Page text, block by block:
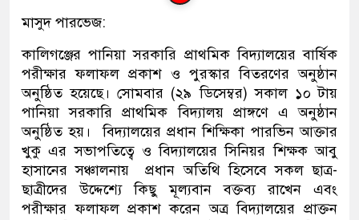
মাসুদ পারভেজ:
কালিগঞ্জের পানিয়া সরকারি প্রাথমিক বিদ্যালয়ের বার্ষিক
পরীক্ষার ফলাফল প্রকাশ ও পুরস্কার বিতরণের অনুষ্ঠান
অনুষ্ঠিত হয়েছে। সোমবার (২৯ ডিসেম্বর) সকাল ১০ টায়
পানিয়া সরকারি প্রাথমিক বিদ্যালয় প্রাঙ্গণে এ অনুষ্ঠান
অনুষ্ঠিত হয়। বিদ্যালয়ের প্রধান শিক্ষিকা পারভিন আক্তার
খুকু এর সভাপতিত্বে ও বিদ্যালয়ের সিনিয়র শিক্ষক আবু
হাসানের সঞ্চালনায় প্রধান অতিথি হিসেবে সকল ছাত্র-
ছাত্রীদের উদ্দেশ্যে কিছু মূল্যবান বক্তব্য রাখেন এবং
পরীক্ষার ফলাফল প্রকাশ করেন অত্র বিদ্যালয়ের প্রাক্তন